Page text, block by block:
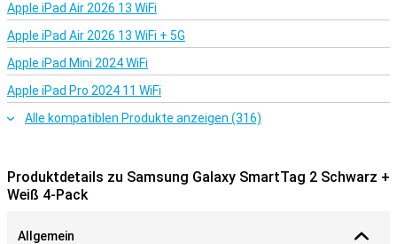
Apple iPad Air 2026 13 WiFi
Apple iPad Air 2026 13 WiFi + 5G
Apple iPad Mini 2024 WiFi
Apple iPad Pro 2024 11 WiFi
Alle kompatiblen Produkte anzeigen (316)
Produktdetails zu Samsung Galaxy SmartTag 2 Schwarz +
Weiß 4-Pack
Allgemein